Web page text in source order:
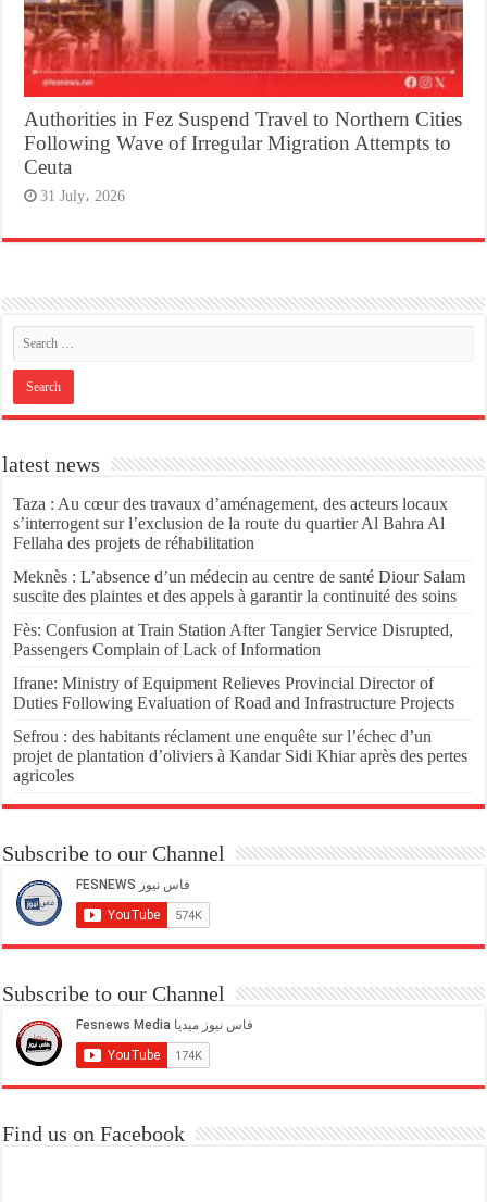
Authorities in Fez Suspend Travel to Northern Cities
Following Wave of Irregular Migration Attempts to
Ceuta
31 July، 2026
latest news
Taza : Au cœur des travaux d’aménagement, des acteurs locaux
s’interrogent sur l’exclusion de la route du quartier Al Bahra Al
Fellaha des projets de réhabilitation
Meknès : L’absence d’un médecin au centre de santé Diour Salam
suscite des plaintes et des appels à garantir la continuité des soins
Fès: Confusion at Train Station After Tangier Service Disrupted,
Passengers Complain of Lack of Information
Ifrane: Ministry of Equipment Relieves Provincial Director of
Duties Following Evaluation of Road and Infrastructure Projects
Sefrou : des habitants réclament une enquête sur l’échec d’un
projet de plantation d’oliviers à Kandar Sidi Khiar après des pertes
agricoles
Subscribe to our Channel
Subscribe to our Channel
Find us on Facebook